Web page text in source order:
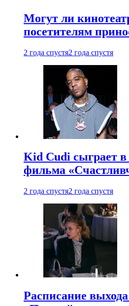
Могут ли
посетителям
2 года спустя2 года спустя
Kid Cudi сыграет
фильма
2 года спустя2 года спустя
Расписание